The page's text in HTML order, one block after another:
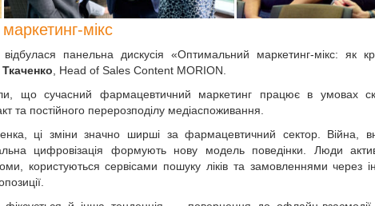
мікс
панельна дискусія «Оптимальний маркетинг-мікс: як
, Head of Sales Content MORION.
що сучасний фармацевтичний маркетинг працює в умовах
та постійного перерозподілу медіаспоживання.
ці зміни значно ширші за фармацевтичний сектор. Війна,
цифровізація формують нову модель поведінки. Люди
користуються сервісами пошуку ліків та замовленнями через